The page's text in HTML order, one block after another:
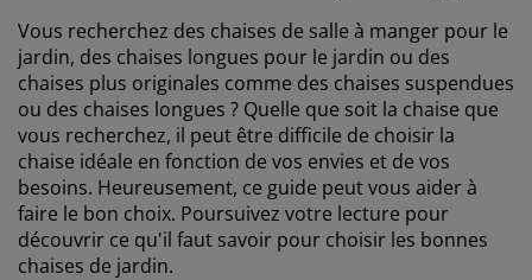
Vous recherchez des chaises de salle à manger pour le
jardin, des chaises longues pour le jardin ou des
chaises plus originales comme des chaises suspendues
ou des chaises longues ? Quelle que soit la chaise que
vous recherchez, il peut être difficile de choisir la
chaise idéale en fonction de vos envies et de vos
besoins. Heureusement, ce guide peut vous aider à
faire le bon choix. Poursuivez votre lecture pour
découvrir ce qu'il faut savoir pour choisir les bonnes
chaises de jardin.